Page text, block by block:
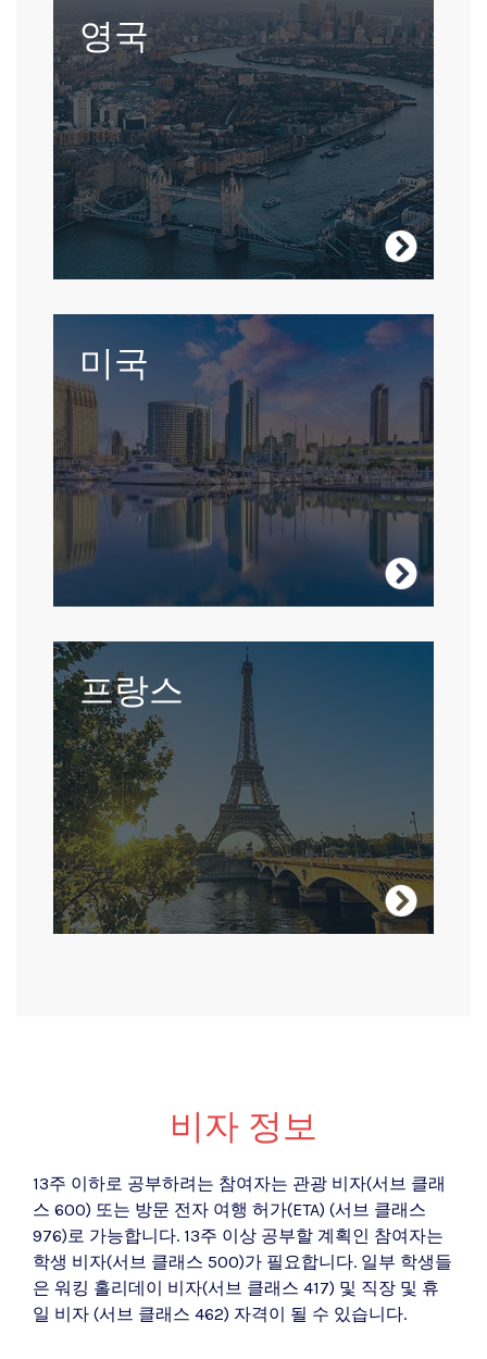
영국
다양한 계층의 사람들의 터전, 영국은 다채로
운 도시와 자연경관의 다문화 모자이크입니
다.
미국
뿌리깊은 전통과 최첨단 현대적인 문화와 대
조되는 나라.
프랑스
고급 요리 및 패션 그 이상의 프랑스.
프랑스 방문
비자 정보
13주 이하로 공부하려는 참여자는 관광 비자(서브 클래
스 600) 또는 방문 전자 여행 허가(ETA) (서브 클래스
976)로 가능합니다. 13주 이상 공부할 계획인 참여자는
학생 비자(서브 클래스 500)가 필요합니다. 일부 학생들
은 워킹 홀리데이 비자(서브 클래스 417) 및 직장 및 휴
일 비자 (서브 클래스 462) 자격이 될 수 있습니다.